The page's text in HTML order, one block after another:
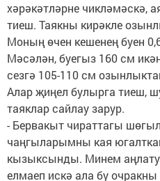
хәрәкәтләрне чикләмәскә,
тиеш. Таякны кирәкле
Моның өчен кешенең буен
Мәсәлән, буегыз 160 см
сезгә 105-110 см
Алар җиңел булырга тиеш,
таяклар сайлау зарур.
- Бервакыт чираттагы
чаңгыларымны кая
кызыксынды. Минем
елмаеп искә ала бу